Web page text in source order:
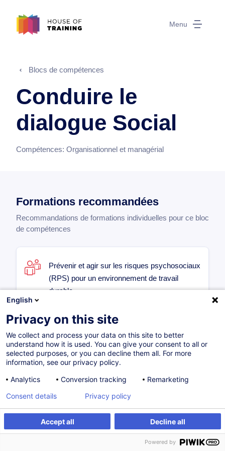
Menu
Blocs de compétences
Conduire le
dialogue Social
Compétences: Organisationnel et managérial
Formations recommandées
Recommandations de formations individuelles pour ce bloc
de compétences
Prévenir et agir sur les risques psychosociaux
(RPS) pour un environnement de travail
durable
650,00 EUR
Sur demande 19H30
Médiation & RH - Formation accélérée : Outils
de la médiation au service des ressources
English
Privacy on this site
We collect and process your data on this site to better
understand how it is used. You can give your consent to all or
selected purposes, or you can decline them all. For more
information, see our privacy policy.
Analytics
Conversion tracking Remarketing
Accept all Decline all
Consent details Privacy policy
Powered by